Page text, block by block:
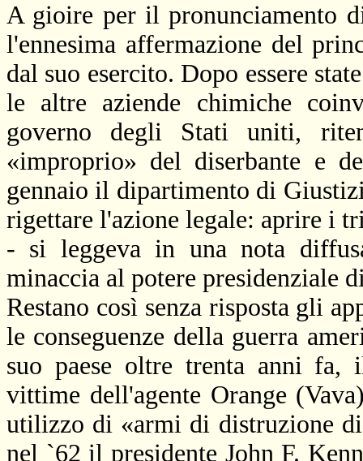
A gioire per il pronunciamento
l'ennesima affermazione del
dal suo esercito. Dopo essere
le altre aziende chimiche
governo degli Stati uniti,
«improprio» del diserbante e
gennaio il dipartimento di
rigettare l'azione legale: aprire i
- si leggeva in una nota
minaccia al potere presidenziale
Restano così senza risposta gli
le conseguenze della guerra
suo paese oltre trenta anni fa,
vittime dell'agente Orange
utilizzo di «armi di distruzione
nel `62 il presidente John F.